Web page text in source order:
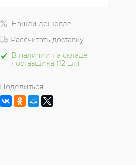
LS_745945.jpg
Нашли дешевле
Рассчитать доставку
В наличии на складе
поставщика (12 шт.)
Поделиться